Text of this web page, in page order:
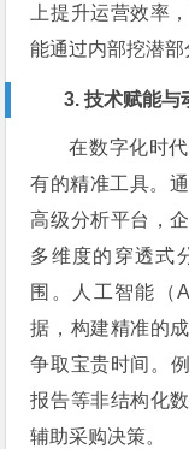
上提升运营效率
能通过内部挖潜部
3. 技术赋能与
在数字化时
有的精准工具。
高级分析平台，
多维度的穿透式
围。人工智能（
据，构建精准的
争取宝贵时间。
报告等非结构化
辅助采购决策。